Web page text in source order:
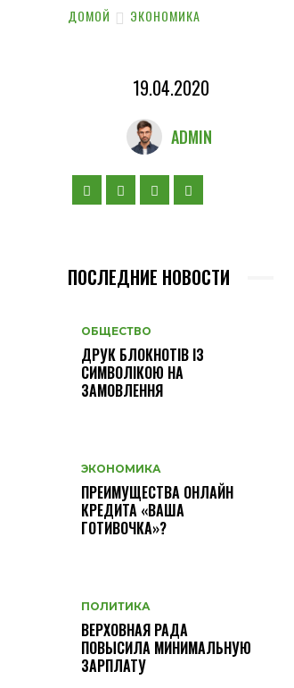
ДОМОЙ ЭКОНОМИКА
19.04.2020
ADMIN
ПОСЛЕДНИЕ НОВОСТИ
ОБЩЕСТВО
ДРУК БЛОКНОТІВ ІЗ
СИМВОЛІКОЮ НА
ЗАМОВЛЕННЯ
ЭКОНОМИКА
ПРЕИМУЩЕСТВА ОНЛАЙН
КРЕДИТА «ВАША
ГОТИВОЧКА»?
ПОЛИТИКА
ВЕРХОВНАЯ РАДА
ПОВЫСИЛА МИНИМАЛЬНУЮ
ЗАРПЛАТУ